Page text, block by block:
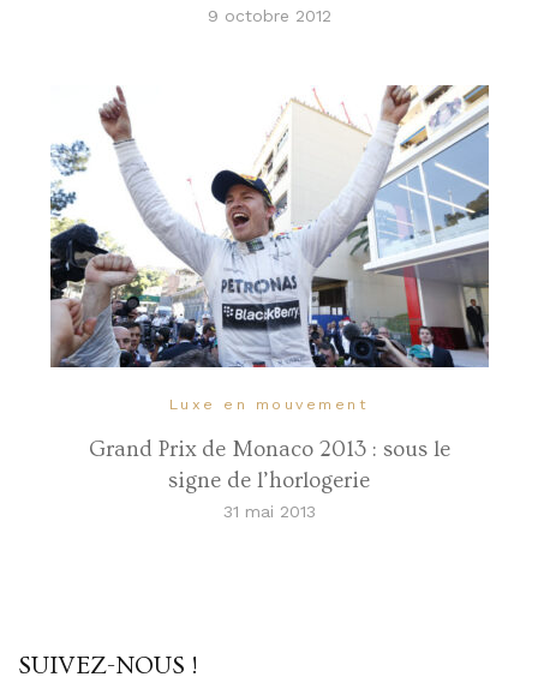
9 octobre 2012
Luxe en mouvement
Grand Prix de Monaco 2013 : sous le
signe de l’horlogerie
31 mai 2013
SUIVEZ-NOUS !